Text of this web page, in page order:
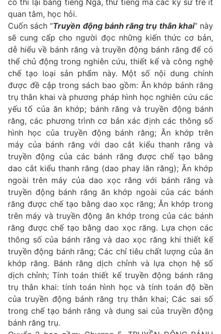
quan tâm, học hỏi.
Cuốn sách “Truyền động bánh răng trụ thân khai” này
sẽ cung cấp cho người đọc những kiến thức cơ bản,
dễ hiểu về bánh răng và truyền động bánh răng để có
thể chủ động trong nghiên cứu, thiết kế và công nghệ
chế tạo loại sản phẩm này. Một số nội dung chính
được đề cập trong sách bao gồm: Ăn khớp bánh răng
trụ thân khai và phương pháp hình học nghiên cứu các
yếu tố của ăn khớp; bánh răng và truyền động bánh
răng, các phương trình cơ bản xác định các thông số
hình học của truyền động bánh răng; Ăn khớp trên
máy của bánh răng với dao cắt kiểu thanh răng và
truyền động của các bánh răng được chế tạo bằng
dao cắt kiểu thanh răng (dao phay lăn răng); Ăn khớp
ngoài trên máy của dao xọc răng với bánh răng và
truyền động bánh răng ăn khớp ngoài của các bánh
răng được chế tạo bằng dao xọc răng; Ăn khớp trong
trên máy và truyền động ăn khớp trong của các bánh
răng được chế tạo bằng dao xọc răng. Lựa chọn các
thông số của bánh răng và dao xọc răng khi thiết kế
truyền động bánh răng; Các chỉ tiêu chất lượng của ăn
khớp răng. Bánh răng dịch chỉnh và lựa chọn hệ số
dịch chỉnh; Tính toán thiết kế truyền động bánh răng
trụ thân khai: tính toán hình học và tính toán độ bền
của truyền động bánh răng trụ thân khai; Các sai số
trong chế tạo bánh răng và dung sai của truyền động
bánh răng trụ.